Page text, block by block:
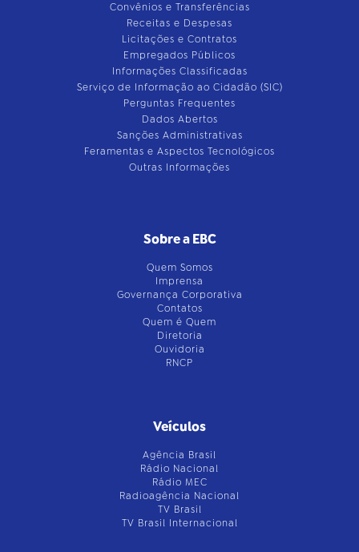
Convênios e Transferências
Receitas e Despesas
Licitações e Contratos
Empregados Públicos
Informações Classificadas
Serviço de Informação ao Cidadão (SIC)
Perguntas Frequentes
Dados Abertos
Sanções Administrativas
Feramentas e Aspectos Tecnológicos
Outras Informações
Sobre a EBC
Quem Somos
Imprensa
Governança Corporativa
Contatos
Quem é Quem
Diretoria
Ouvidoria
RNCP
Veículos
Agência Brasil
Rádio Nacional
Rádio MEC
Radioagência Nacional
TV Brasil
TV Brasil Internacional